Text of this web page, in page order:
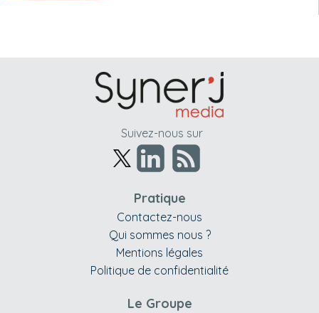
Suivez-nous sur
Pratique
Contactez-nous
Qui sommes nous ?
Mentions légales
Politique de confidentialité
Le Groupe